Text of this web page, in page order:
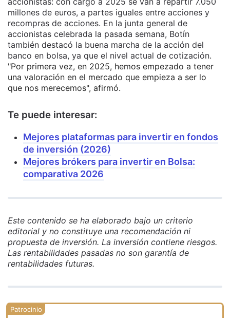
millones de euros, a partes iguales entre acciones y
recompras de acciones. En la junta general de
accionistas celebrada la pasada semana, Botín
también destacó la buena marcha de la acción del
banco en bolsa, ya que el nivel actual de cotización.
"Por primera vez, en 2025, hemos empezado a tener
una valoración en el mercado que empieza a ser lo
que nos merecemos", afirmó.
Te puede interesar:
Mejores plataformas para invertir en fondos
de inversión (2026)
Mejores brókers para invertir en Bolsa:
comparativa 2026
Este contenido se ha elaborado bajo un criterio
editorial y no constituye una recomendación ni
propuesta de inversión. La inversión contiene riesgos.
Las rentabilidades pasadas no son garantía de
rentabilidades futuras.